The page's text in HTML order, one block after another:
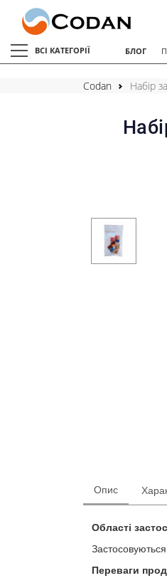
ВСІ КАТЕГОРІЇ БЛОГ
Codan Набір
Опис
Області
Переваги